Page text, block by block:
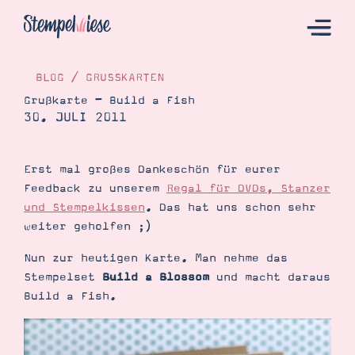
Katalog
Bestellen
Kontakt
Angebote
BLOG / GRUSSKARTEN
Grußkarte – Build a Fish
30. JULI 2011
Erst mal großes Dankeschön für eurer
Feedback zu unserem
Regal für DVDs, Stanzer
und Stempelkissen. Das hat uns schon sehr
weiter geholfen ;)
Nun zur heutigen Karte. Man nehme das
Stempelset Build a Blossomund macht daraus
Build a Fish.